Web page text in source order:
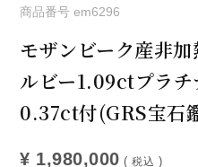
商品番号 em6296
モザンビーク産非
ルビー1.09ctプラチ
0.37ct付(GRS宝石
¥ 1,980,000 税込